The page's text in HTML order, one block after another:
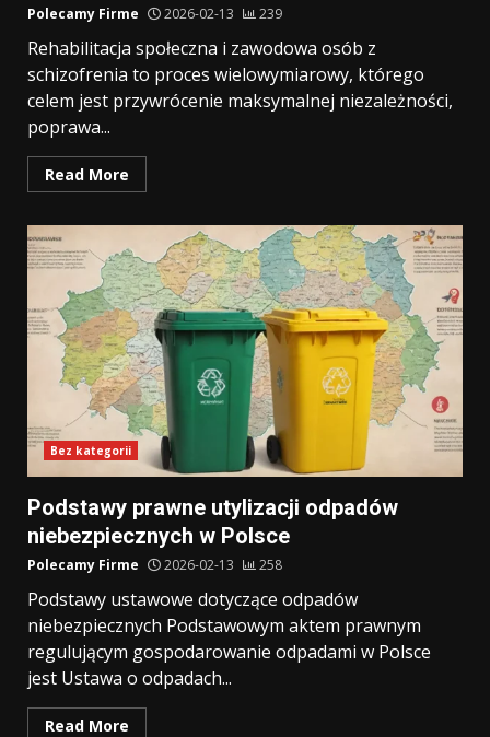
Polecamy Firme 2026-02-13 239
Rehabilitacja społeczna i zawodowa osób z
schizofrenia to proces wielowymiarowy, którego
celem jest przywrócenie maksymalnej niezależności,
poprawa...
Read More
Bez kategorii
Podstawy prawne utylizacji odpadów
niebezpiecznych w Polsce
Polecamy Firme 2026-02-13 258
Podstawy ustawowe dotyczące odpadów
niebezpiecznych Podstawowym aktem prawnym
regulującym gospodarowanie odpadami w Polsce
jest Ustawa o odpadach...
Read More